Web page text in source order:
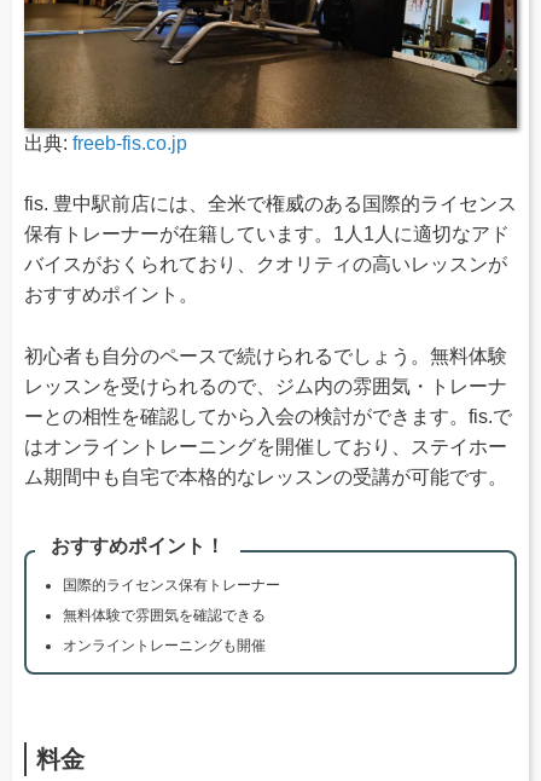
出典: freeb-fis.co.jp
fis. 豊中駅前店には、全米で権威のある国際的ライセンス
保有トレーナーが在籍しています。1人1人に適切なアド
バイスがおくられており、クオリティの高いレッスンが
おすすめポイント。
初心者も自分のペースで続けられるでしょう。無料体験
レッスンを受けられるので、ジム内の雰囲気・トレーナ
ーとの相性を確認してから入会の検討ができます。fis.で
はオンライントレーニングを開催しており、ステイホー
ム期間中も自宅で本格的なレッスンの受講が可能です。
おすすめポイント！
国際的ライセンス保有トレーナー
無料体験で雰囲気を確認できる
オンライントレーニングも開催
料金